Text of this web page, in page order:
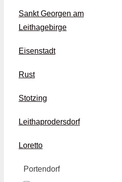
Sankt Georgen am
Leithagebirge
Eisenstadt
Rust
Stotzing
Leithaprodersdorf
Loretto
Portendorf